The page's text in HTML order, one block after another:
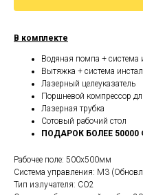
В комплекте
Водяная помпа + система
Вытяжка + система
Лазерный целеуказатель
Поршневой компрессор
Лазерная трубка
Сотовый рабочий стол
ПОДАРОК БОЛЕЕ
Рабочее поле: 500х500мм
Система управления: M3
Тип излучателя: СО2